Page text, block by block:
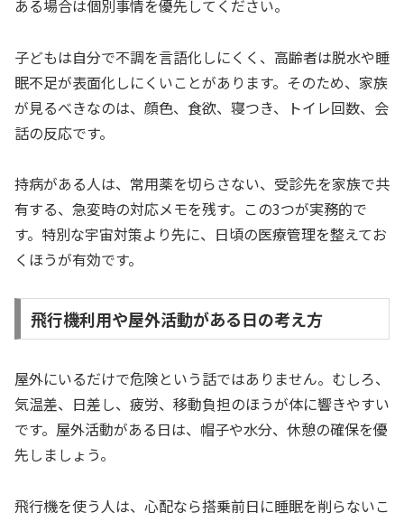
ある場合は個別事情を優先してください。
子どもは自分で不調を言語化しにくく、高齢者は脱水や睡
眠不足が表面化しにくいことがあります。そのため、家族
が見るべきなのは、顔色、食欲、寝つき、トイレ回数、会
話の反応です。
持病がある人は、常用薬を切らさない、受診先を家族で共
有する、急変時の対応メモを残す。この3つが実務的で
す。特別な宇宙対策より先に、日頃の医療管理を整えてお
くほうが有効です。
飛行機利用や屋外活動がある日の考え方
屋外にいるだけで危険という話ではありません。むしろ、
気温差、日差し、疲労、移動負担のほうが体に響きやすい
です。屋外活動がある日は、帽子や水分、休憩の確保を優
先しましょう。
飛行機を使う人は、心配なら搭乗前日に睡眠を削らないこ